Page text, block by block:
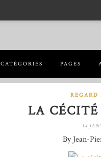
CATÉGORIES PAGES
REGARD
LA CÉCITÉ
14
By Jean-